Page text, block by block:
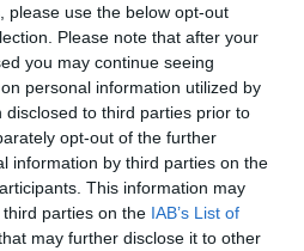
please use the below opt-out
Please note that after your
you may continue seeing
personal information utilized by
to third parties prior to
opt-out of the further
information by third parties on the
This information may
parties on the IAB’s List of
may further disclose it to other
meghívunk és köszöntünk a
nyíló érdi, EXCALIBUR |
Club hivatalos Facebook oldalán.
like-olásával első kézből
a GRAND OPENING Party
fellépőiről, sztárvendégeiről.
számos érdekes dolgot
meg, a folyamatosan szépülő
többet